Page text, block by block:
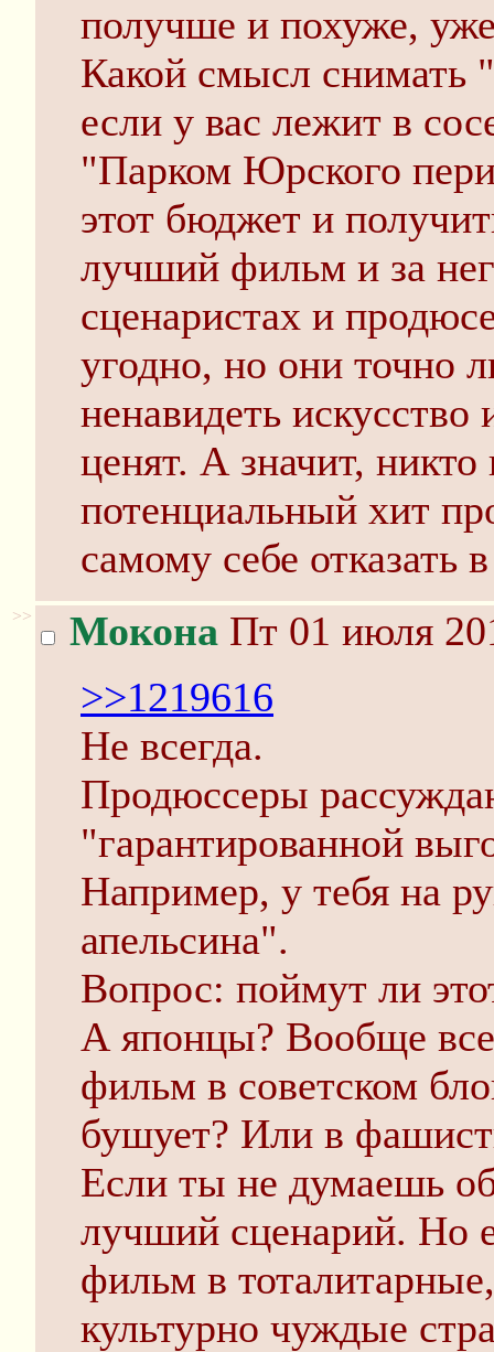
получше и похуже,
Какой смысл снимать
если у вас лежит в
"Парком Юрского
этот бюджет и
лучший фильм и за
сценаристах и
угодно, но они точно
ненавидеть
ценят. А значит, никто
потенциальный хит
самому себе отказать
>> Мокона Пт 01 июля
>>1219616
Не всегда.
Продюссеры
"гарантированной
Например, у тебя на
апельсина".
Вопрос: поймут ли
А японцы? Вообще все
фильм в советском
бушует? Или в
Если ты не думаешь
лучший сценарий. Но
фильм в
культурно чуждые